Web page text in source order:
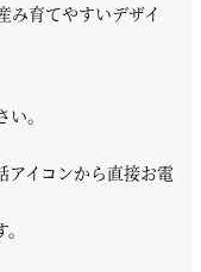
み育てやすいデザイ
。
アイコンから直接お電